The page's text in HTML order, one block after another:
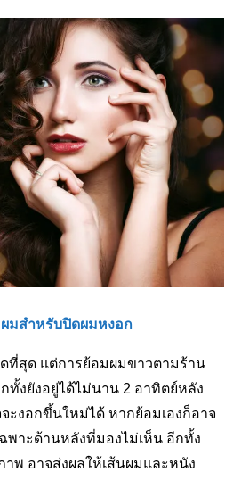
มสำหรับปิดผมหงอก
ที่สุด แต่การย้อมผมขาวตามร้าน
ทั้งยังอยู่ได้ไม่นาน 2 อาทิตย์หลัง
ะงอกขึ้นใหม่ได้ หากย้อมเองก็อาจ
พาะด้านหลังที่มองไม่เห็น อีกทั้ง
พ อาจส่งผลให้เส้นผมและหนัง